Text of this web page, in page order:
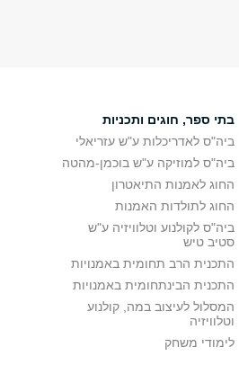
בתי ספר, חוגים ותכניות
ביה"ס לאדריכלות ע"ש עזריאלי
ביה"ס למוזיקה ע"ש בוכמן-מהטה
החוג לאמנות התיאטרון
החוג לתולדות האמנות
ביה"ס לקולנוע וטלוויזיה ע"ש
סטיב טיש
התכנית הרב תחומית באמנויות
התכנית הבינתחומית באמנויות
המסלול לעיצוב במה, קולנוע
וטלוויזיה
לימודי משחק